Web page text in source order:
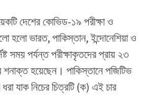
দেশের কোভিড-১৯ পরীক্ষা ও
হলো ভারত, পাকিস্তান, ইন্দোনেশিয়া ও
সময় পর্যন্ত পরীক্ষাকৃতদের প্রায় ২৩
হয়েছেন। পাকিস্তানে পজিটিভ
যাক নিচের চিত্রটি (ক) এই চার